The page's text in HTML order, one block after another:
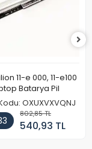
11-e 000, 11-e100
Batarya Pil
OXUXVXVQNJ
802,85 TL
540,93 TL